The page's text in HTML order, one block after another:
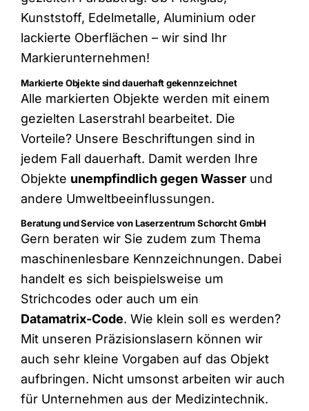
Kunststoff, Edelmetalle, Aluminium oder
lackierte Oberflächen – wir sind Ihr
Markierunternehmen!
Markierte Objekte sind dauerhaft gekennzeichnet
Alle markierten Objekte werden mit einem
gezielten Laserstrahl bearbeitet. Die
Vorteile? Unsere Beschriftungen sind in
jedem Fall dauerhaft. Damit werden Ihre
Objekte unempfindlich gegen Wasser und
andere Umweltbeeinflussungen.
Beratung und Service von Laserzentrum Schorcht GmbH
Gern beraten wir Sie zudem zum Thema
maschinenlesbare Kennzeichnungen. Dabei
handelt es sich beispielsweise um
Strichcodes oder auch um ein
Datamatrix-Code. Wie klein soll es werden?
Mit unseren Präzisionslasern können wir
auch sehr kleine Vorgaben auf das Objekt
aufbringen. Nicht umsonst arbeiten wir auch
für Unternehmen aus der Medizintechnik.